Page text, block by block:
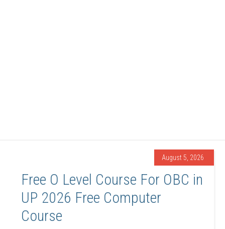
August 5, 2026
Free O Level Course For OBC in
UP 2026 Free Computer
Course